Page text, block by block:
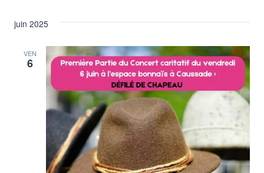
juin 2025
VEN
6